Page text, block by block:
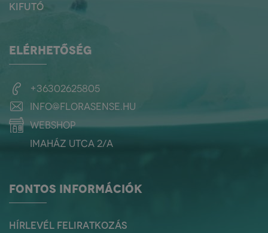
KIFUTÓ
ELÉRHETŐSÉG
+36302625805
info@florasense.hu
webshop
Imaház utca 2/a
FONTOS INFORMÁCIÓK
HÍRLEVÉL FELIRATKOZÁS